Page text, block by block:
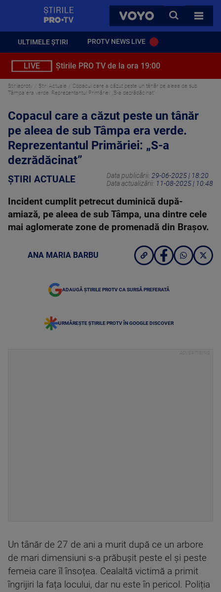
VOYO
CAUTA
TOATE
ULTIMELE ȘTIRI PROTV NEWS LIVE
LIVE Știrile PRO TV de la ora 19:00
Stirileprotv Știri Actuale
Copacul care a căzut peste un tânăr pe aleea de sub
Tâmpa era verde. Reprezentantul Primăriei: „S-a dezrădăcinat”
Copacul care a căzut peste un tânăr
pe aleea de sub Tâmpa era verde.
Reprezentantul Primăriei: „S-a
dezrădăcinat”
ȘTIRI ACTUALE Data publicării: 29-06-2025 | 18:20
Data actualizării: 11-08-2025 | 10:48
Incident cumplit petrecut duminică după-
amiază, pe aleea de sub Tâmpa, una dintre cele
mai aglomerate zone de promenadă din Brașov.
ANA MARIA BARBU
ADAUGĂ ȘTIRILE PROTV CA SURSĂ PREFERATĂ
URMĂREȘTE ȘTIRILE PROTV ÎN GOOGLE DISCOVER
Un tânăr de 27 de ani a murit după ce un arbore
de mari dimensiuni s-a prăbușit peste el și peste
femeia care îl însoțea. Cealaltă victimă a primit
îngrijiri la fața locului, dar nu este în pericol. Poliția